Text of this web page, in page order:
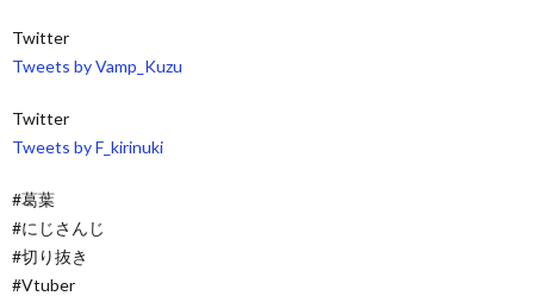
Twitter
Tweets by Vamp_Kuzu
Twitter
Tweets by F_kirinuki
#葛葉
#にじさんじ
#切り抜き
#Vtuber